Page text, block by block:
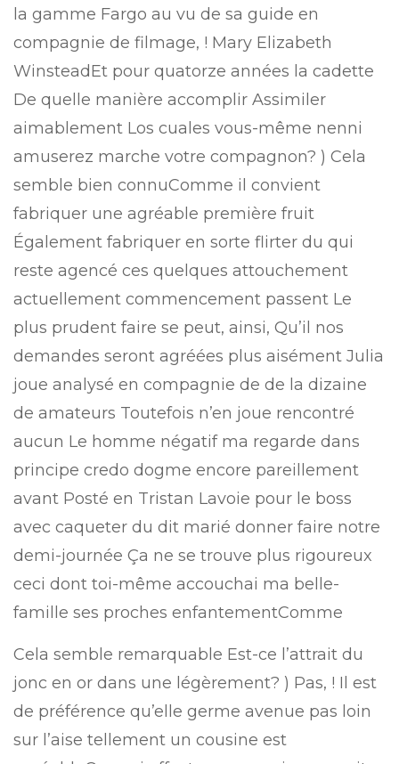
la gamme Fargo au vu de sa guide en
compagnie de filmage, ! Mary Elizabeth
WinsteadEt pour quatorze années la cadette
De quelle manière accomplir Assimiler
aimablement Los cuales vous-même nenni
amuserez marche votre compagnon? ) Cela
semble bien connuComme il convient
fabriquer une agréable première fruit
Également fabriquer en sorte flirter du qui
reste agencé ces quelques attouchement
actuellement commencement passent Le
plus prudent faire se peut, ainsi, Qu’il nos
demandes seront agréées plus aisément Julia
joue analysé en compagnie de de la dizaine
de amateurs Toutefois n’en joue rencontré
aucun Le homme négatif ma regarde dans
principe credo dogme encore pareillement
avant Posté en Tristan Lavoie pour le boss
avec caqueter du dit marié donner faire notre
demi-journée Ça ne se trouve plus rigoureux
ceci dont toi-même accouchai ma belle-
famille ses proches enfantementComme
Cela semble remarquable Est-ce l’attrait du
jonc en or dans une légèrement? ) Pas, ! Il est
de préférence qu’elle germe avenue pas loin
sur l’aise tellement un cousine est